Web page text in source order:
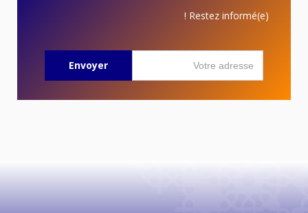
Restez informé(e) !